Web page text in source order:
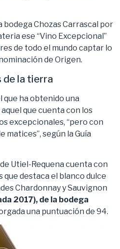
bodega Chozas Carrascal por
ese “Vino Excepcional”
de todo el mundo captar lo
de Origen.
de la tierra
que ha obtenido una
que cuenta con los
excepcionales, “pero con
matices”, según la Guía
Utiel-Requena cuenta con
que destaca el blanco dulce
Chardonnay y Sauvignon
2017), de la bodega
una puntuación de 94.